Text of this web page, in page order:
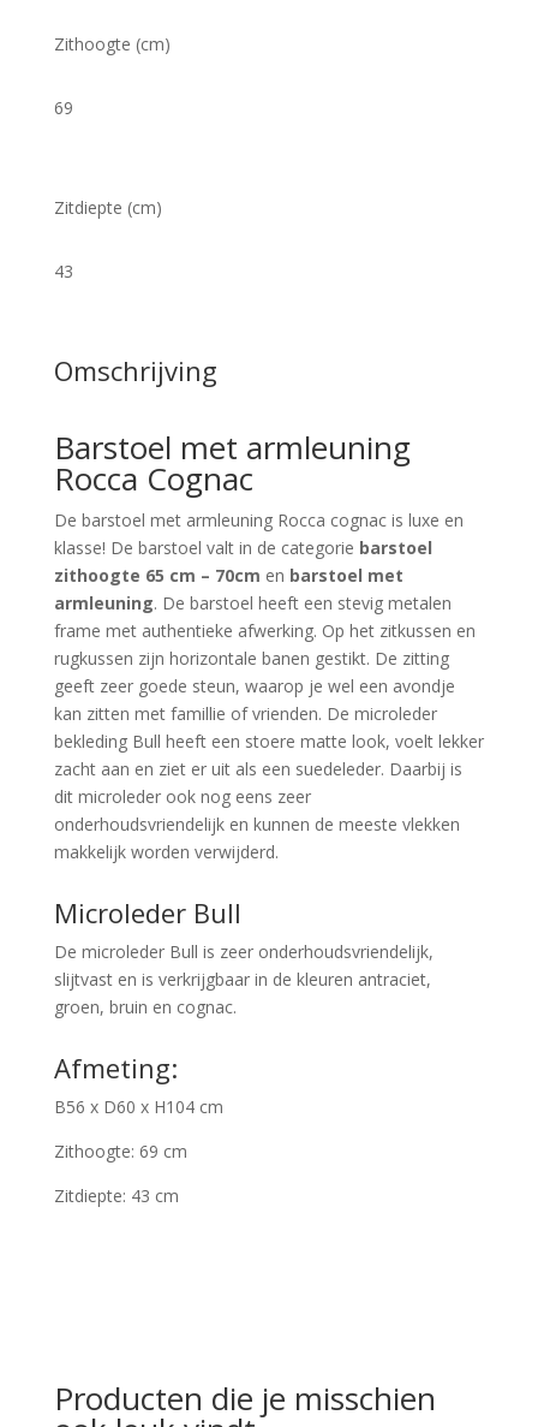
Zithoogte (cm)
69
Zitdiepte (cm)
43
Omschrijving
Barstoel met armleuning
Rocca Cognac
De barstoel met armleuning Rocca cognac is luxe en
klasse! De barstoel valt in de categorie barstoel
zithoogte 65 cm – 70cm en barstoel met
armleuning. De barstoel heeft een stevig metalen
frame met authentieke afwerking. Op het zitkussen en
rugkussen zijn horizontale banen gestikt. De zitting
geeft zeer goede steun, waarop je wel een avondje
kan zitten met famillie of vrienden. De microleder
bekleding Bull heeft een stoere matte look, voelt lekker
zacht aan en ziet er uit als een suedeleder. Daarbij is
dit microleder ook nog eens zeer
onderhoudsvriendelijk en kunnen de meeste vlekken
makkelijk worden verwijderd.
Microleder Bull
De microleder Bull is zeer onderhoudsvriendelijk,
slijtvast en is verkrijgbaar in de kleuren antraciet,
groen, bruin en cognac.
Afmeting:
B56 x D60 x H104 cm
Zithoogte: 69 cm
Zitdiepte: 43 cm
Producten die je misschien